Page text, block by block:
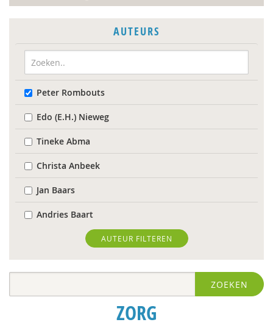
AUTEURS
Peter Rombouts
Edo (E.H.) Nieweg
Tineke Abma
Christa Anbeek
Jan Baars
Andries Baart
Elena Bendien
Deirdre Beneken genaamd Kolmer
AUTEUR FILTEREN
ZOEKEN
ZORG